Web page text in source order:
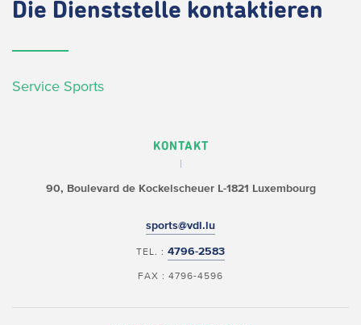
Die Dienststelle kontaktieren
Service Sports
KONTAKT
90, Boulevard de Kockelscheuer L-1821 Luxembourg
sports@vdl.lu
TEL. : 4796-2583
FAX : 4796-4596